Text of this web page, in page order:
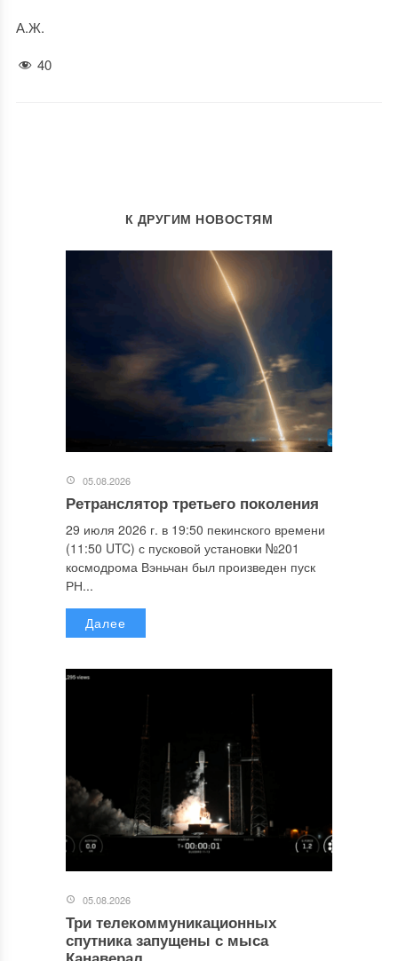
А.Ж.
40
К ДРУГИМ НОВОСТЯМ
05.08.2026
Ретранслятор третьего поколения
29 июля 2026 г. в 19:50 пекинского времени
(11:50 UTC) с пусковой установки №201
космодрома Вэньчан был произведен пуск
РН...
Далее
05.08.2026
Три телекоммуникационных
спутника запущены с мыса